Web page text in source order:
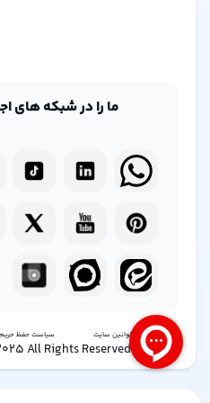
ما را در شبکه های
شرایط و قوانین سایت سیاست حفظ
All Rights Reserved